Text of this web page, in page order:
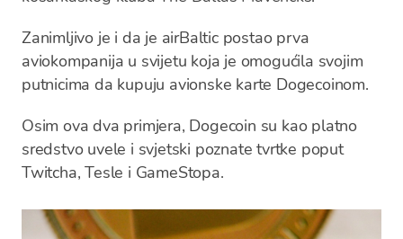
Zanimljivo je i da je airBaltic postao prva
aviokompanija u svijetu koja je omogućila svojim
putnicima da kupuju avionske karte Dogecoinom.
Osim ova dva primjera, Dogecoin su kao platno
sredstvo uvele i svjetski poznate tvrtke poput
Twitcha, Tesle i GameStopa.